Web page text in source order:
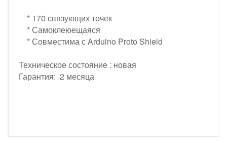
* 170 связующих точек
* Самоклеюещаяся
* Совместима с Arduino Proto Shield
Техническое состояние : новая
Гарантия: 2 месяца